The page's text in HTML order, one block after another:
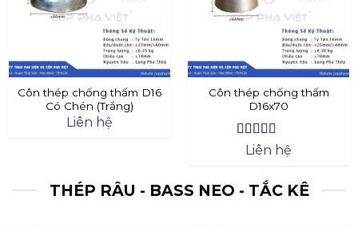
Côn thép chống thấm D16
Có Chén (Trắng)
Liên hệ
Côn thép chống thấm
D16x70
Được xếp
5
Liên hệ
THÉP RÂU - BASS NEO - TẮC KÊ